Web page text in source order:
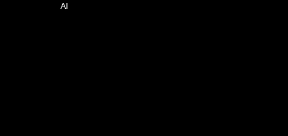
AI